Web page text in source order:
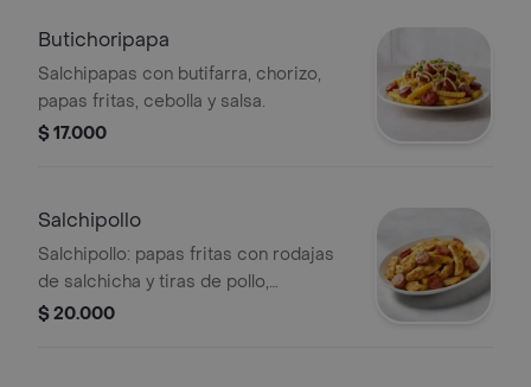
Butichoripapa
Salchipapas con butifarra, chorizo,
papas fritas, cebolla y salsa.
$ 17.000
Salchipollo
Salchipollo: papas fritas con rodajas
de salchicha y tiras de pollo,
acompañado de salsa.
$ 20.000